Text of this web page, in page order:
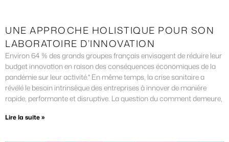
UNE APPROCHE HOLISTIQUE POUR SON
LABORATOIRE D’INNOVATION
Environ 64 % des grands groupes français envisagent de réduire leur
budget innovation en raison des conséquences économiques de la
pandémie sur leur activité.* En même temps, la crise sanitaire a
révélé le besoin intrinsèque des entreprises à innover de manière
rapide, performante et disruptive. La question du comment demeure,
Lire la suite »